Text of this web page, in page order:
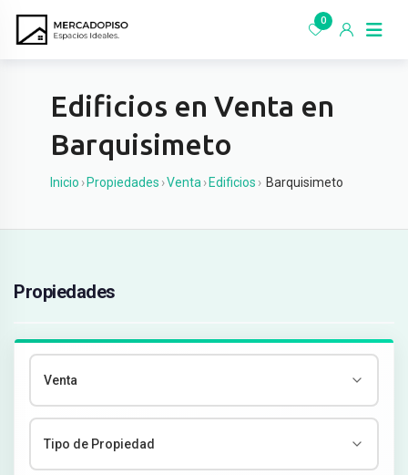
0
Edificios en Venta en
Barquisimeto
Inicio › Propiedades ›Venta › Edificios › Barquisimeto
Propiedades